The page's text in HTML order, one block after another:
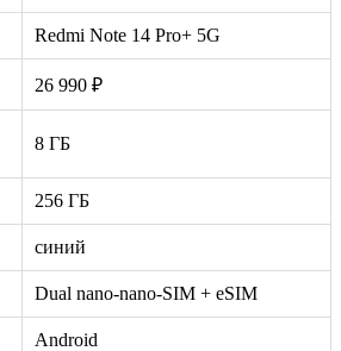
Redmi Note 14 Pro+ 5G
26 990 ₽
8 ГБ
256 ГБ
синий
Dual nano-nano-SIM + eSIM
Android